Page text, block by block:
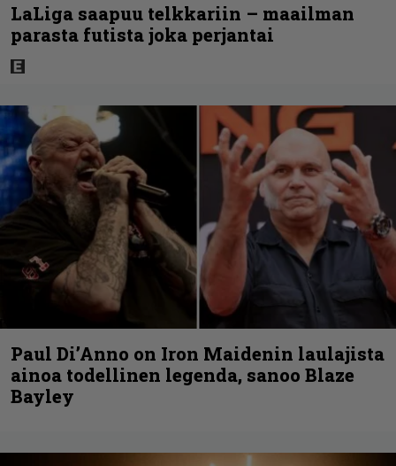
LaLiga saapuu telkkariin – maailman
parasta futista joka perjantai
Paul Di’Anno on Iron Maidenin laulajista
ainoa todellinen legenda, sanoo Blaze
Bayley